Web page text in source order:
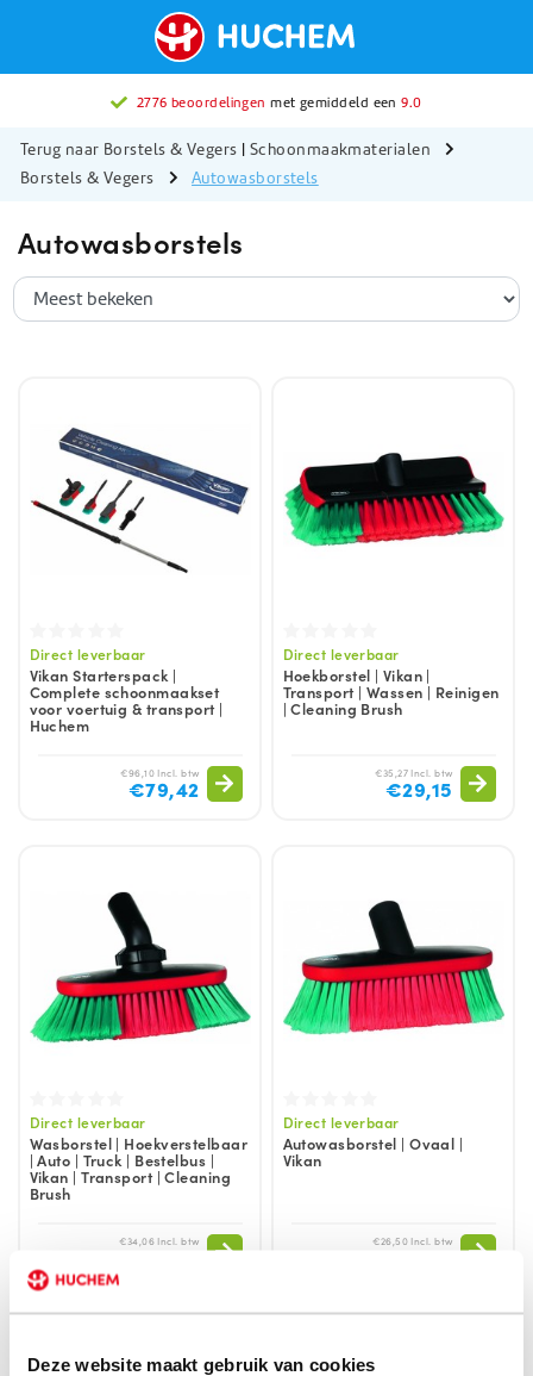
Deze website maakt gebruik van cookies
2776 beoordelingen met gemiddeld een9.0
Terug naar Borstels & Vegers | Schoonmaakmaterialen
Borstels & Vegers
Autowasborstels
Autowasborstels
Direct leverbaar
Vikan Starterspack |
Complete schoonmaakset
voor voertuig & transport |
Huchem
€96,10 Incl. btw
€79,42
Direct leverbaar
Hoekborstel | Vikan |
Transport | Wassen | Reinigen
| Cleaning Brush
€35,27 Incl. btw
€29,15
Direct leverbaar
Wasborstel | Hoekverstelbaar
| Auto | Truck | Bestelbus |
Vikan | Transport | Cleaning
Brush
€34,06 Incl. btw
€28,15
Direct leverbaar
Autowasborstel | Ovaal |
Vikan
€26,50 Incl. btw
€21,90